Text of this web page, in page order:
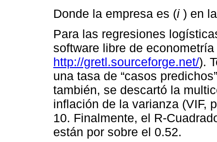
Donde la empresa es (i ) en
Para las regresiones
software libre de
http://gretl.sourceforge.net/).
una tasa de “casos
también, se descartó la
inflación de la varianza (VIF,
10. Finalmente, el R-
están por sobre el 0.52.